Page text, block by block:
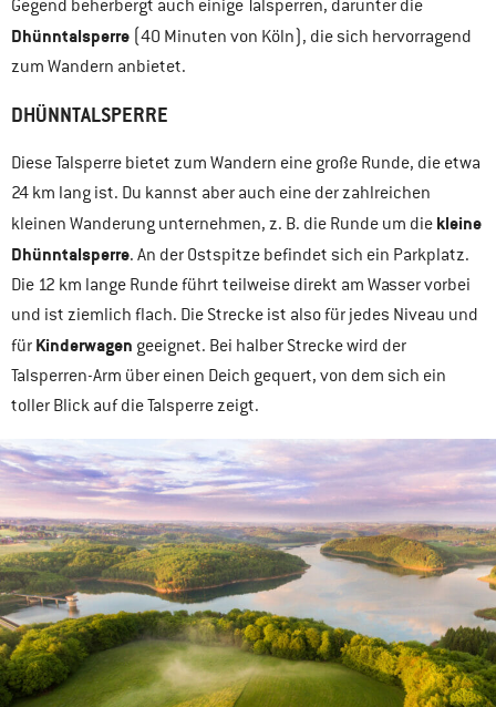
Gegend beherbergt auch einige Talsperren, darunter die
Dhünntalsperre (40 Minuten von Köln), die sich hervorragend
zum Wandern anbietet.
DHÜNNTALSPERRE
Diese Talsperre bietet zum Wandern eine große Runde, die etwa
24 km lang ist. Du kannst aber auch eine der zahlreichen
kleinen Wanderung unternehmen, z. B. die Runde um die kleine
Dhünntalsperre. An der Ostspitze befindet sich ein Parkplatz.
Die 12 km lange Runde führt teilweise direkt am Wasser vorbei
und ist ziemlich flach. Die Strecke ist also für jedes Niveau und
für Kinderwagen geeignet. Bei halber Strecke wird der
Talsperren-Arm über einen Deich gequert, von dem sich ein
toller Blick auf die Talsperre zeigt.